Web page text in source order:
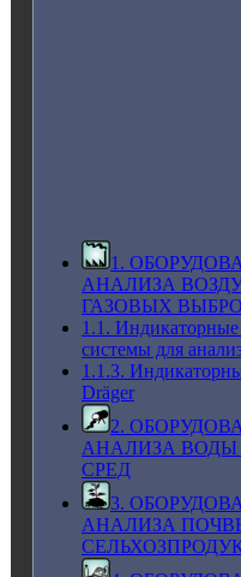
1.
АНАЛИЗА
ГАЗОВЫХ
1.1. Индикаторные
системы для
1.1.3.
Dräger
2.
АНАЛИЗА
СРЕД
3.
АНАЛИЗА